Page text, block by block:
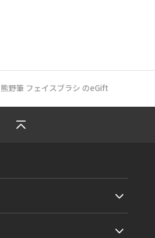
熊野筆 フェイスブラシ のeGift